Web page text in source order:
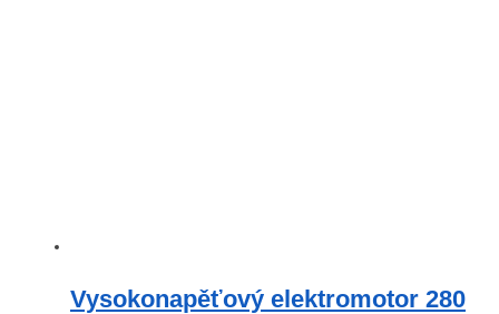
Vysokonapěťový elektromotor 280